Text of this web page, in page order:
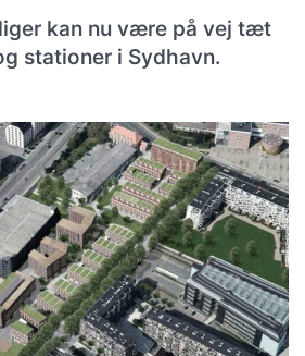
kan nu være på vej tæt
stationer i Sydhavn.